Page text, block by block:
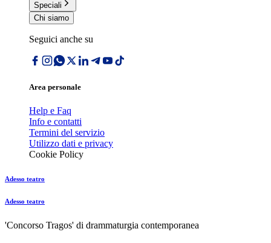
Speciali
Chi siamo
Seguici anche su
Area personale
Help e Faq
Info e contatti
Termini del servizio
Utilizzo dati e privacy
Cookie Policy
Adesso teatro
Adesso teatro
'Concorso Tragos' di drammaturgia contemporanea